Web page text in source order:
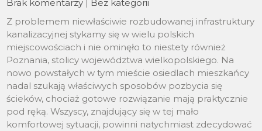
Brak komentarzy | Bez kategorii
Z problemem niewłaściwie rozbudowanej infrastruktury
kanalizacyjnej stykamy się w wielu polskich
miejscowościach i nie ominęło to niestety również
Poznania, stolicy województwa wielkopolskiego. Na
nowo powstałych w tym mieście osiedlach mieszkańcy
nadal szukają właściwych sposobów pozbycia się
ścieków, chociaż gotowe rozwiązanie mają praktycznie
pod ręką. Wszyscy, znajdujący się w tej mało
komfortowej sytuacji, powinni natychmiast zdecydować